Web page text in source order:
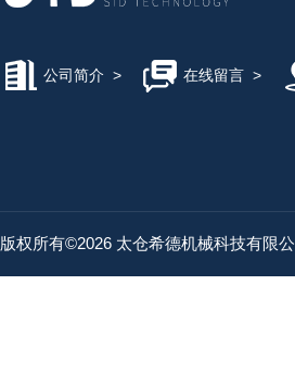
公司简介 > 在线留言>
版权所有©2026 太仓希德机械科技有限